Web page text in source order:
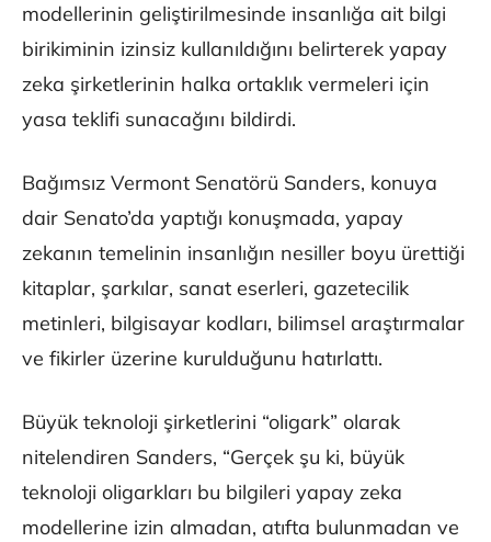
modellerinin geliştirilmesinde insanlığa ait bilgi
birikiminin izinsiz kullanıldığını belirterek yapay
zeka şirketlerinin halka ortaklık vermeleri için
yasa teklifi sunacağını bildirdi.
Bağımsız Vermont Senatörü Sanders, konuya
dair Senato’da yaptığı konuşmada, yapay
zekanın temelinin insanlığın nesiller boyu ürettiği
kitaplar, şarkılar, sanat eserleri, gazetecilik
metinleri, bilgisayar kodları, bilimsel araştırmalar
ve fikirler üzerine kurulduğunu hatırlattı.
Büyük teknoloji şirketlerini “oligark” olarak
nitelendiren Sanders, “Gerçek şu ki, büyük
teknoloji oligarkları bu bilgileri yapay zeka
modellerine izin almadan, atıfta bulunmadan ve